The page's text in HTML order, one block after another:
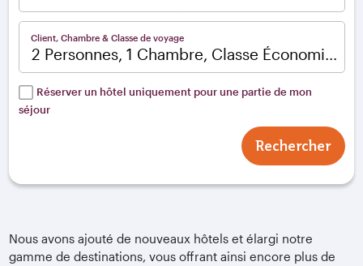
Client, Chambre & Classe de voyage
2 Personnes, 1 Chambre, Classe Économique
Réserver un hôtel uniquement pour une partie de mon
séjour
Rechercher
Nous avons ajouté de nouveaux hôtels et élargi notre
gamme de destinations, vous offrant ainsi encore plus de